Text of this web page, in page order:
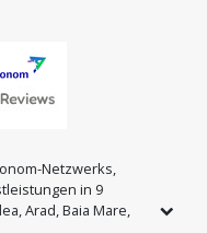
Netzwerks,
in 9
Arad, Baia Mare,